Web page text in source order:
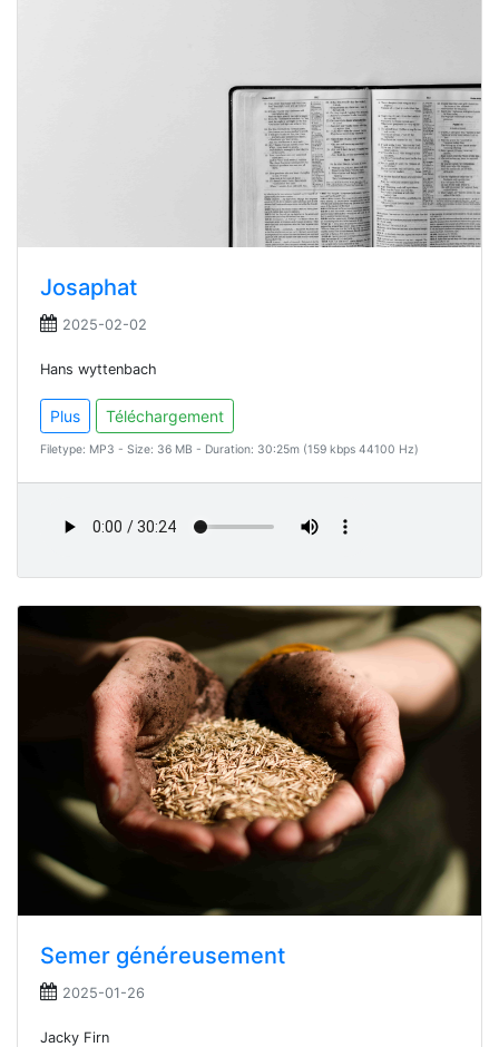
Josaphat
2025-02-02
Hans wyttenbach
Plus Téléchargement
Filetype: MP3 - Size: 36 MB - Duration: 30:25m (159 kbps 44100 Hz)
Semer généreusement
2025-01-26
Jacky Firn